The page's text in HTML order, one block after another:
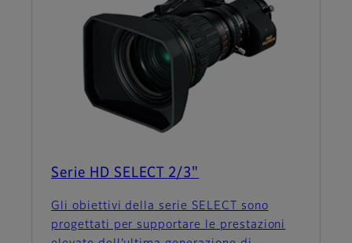
Serie HD SELECT 2/3"
Gli obiettivi della serie SELECT sono
progettati per supportare le prestazioni